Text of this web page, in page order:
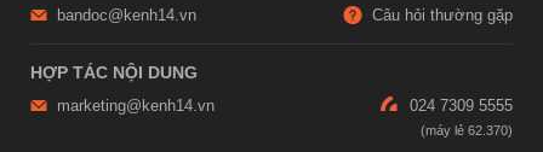
bandoc@kenh14.vn Câu hỏi thường gặp
HỢP TÁC NỘI DUNG
marketing@kenh14.vn 024 7309 5555